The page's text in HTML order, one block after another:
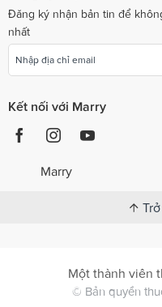
Đăng ký nhận bản tin để
nhất
Kết nối với Marry
Marry
Một thành viên
© Bản quyền